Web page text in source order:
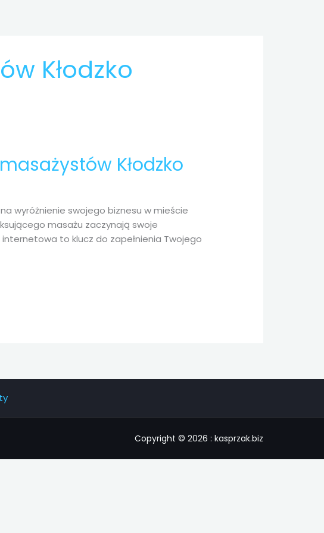
Kłodzko
Kłodzko
wyróżnienie swojego biznesu w mieście
masażu zaczynają swoje
to klucz do zapełnienia Twojego
Copyright © 2026 : kasprzak.biz